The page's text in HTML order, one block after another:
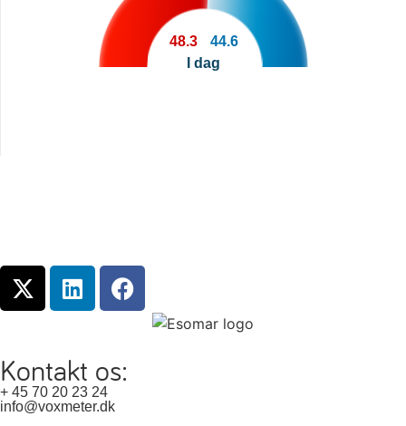
48.3
44.6
I dag
Kontakt os:
+ 45 70 20 23 24
info@voxmeter.dk